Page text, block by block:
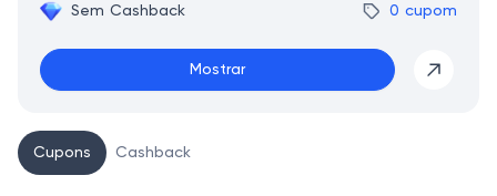
Sem Cashback 0 cupom
Mostrar
Cupons Cashback